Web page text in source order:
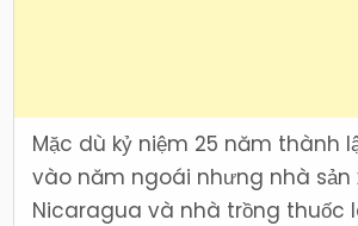
Mặc dù kỷ niệm 25 năm thành
vào năm ngoái nhưng nhà sản
Nicaragua và nhà trồng thuốc